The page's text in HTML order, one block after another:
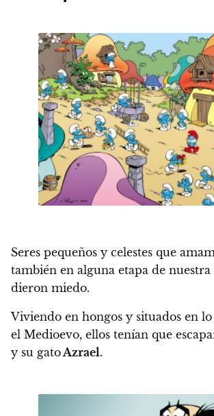
Seres pequeños y celestes que
también en alguna etapa de nuestra
dieron miedo.
Viviendo en hongos y situados en
el Medioevo, ellos tenían que
y su gatoAzrael.